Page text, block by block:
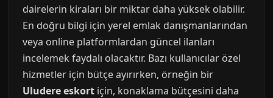
dairelerin kiraları bir miktar daha yüksek olabilir.
En doğru bilgi için yerel emlak danışmanlarından
veya online platformlardan güncel ilanları
incelemek faydalı olacaktır. Bazı kullanıcılar özel
hizmetler için bütçe ayırırken, örneğin bir
Uludere eskort için, konaklama bütçesini daha